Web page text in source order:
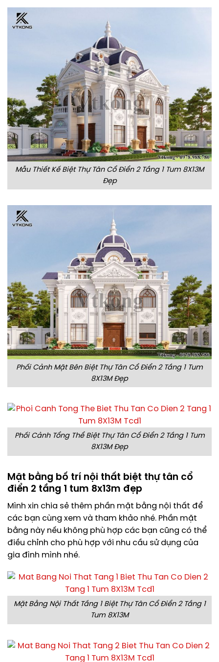
Mẫu Thiết Kế Biệt Thự Tân Cổ Điển 2 Tầng 1 Tum 8X13M
Đẹp
Phối Cảnh Mặt Bên Biệt Thự Tân Cổ Điển 2 Tầng 1 Tum
8X13M Đẹp
Phối Cảnh Tổng Thể Biệt Thự Tân Cổ Điển 2 Tầng 1 Tum
8X13M Đẹp
Mặt bằng bố trí nội thất biệt thự tân cổ
điển 2 tầng 1 tum 8x13m đẹp
Mình xin chia sẻ thêm phần mặt bằng nội thất để
các bạn cùng xem và tham khảo nhé. Phần mặt
bằng này nếu không phù hợp các bạn cũng có thể
điều chỉnh cho phù hợp với nhu cầu sử dụng của
gia đình mình nhé.
Mặt Bằng Nội Thất Tầng 1 Biệt Thự Tân Cổ Điển 2 Tầng 1
Tum 8X13M